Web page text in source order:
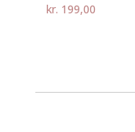
kr. 199,00